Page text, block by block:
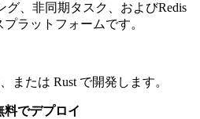
グ、非同期タスク、およびRedis
ラットフォームです。
または Rust で開発します。
でデプロイ